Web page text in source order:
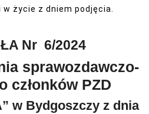
życie z dniem podjęcia.
Nr 6/2024
sprawozdawczo-
członków PZD
w Bydgoszczy z dnia